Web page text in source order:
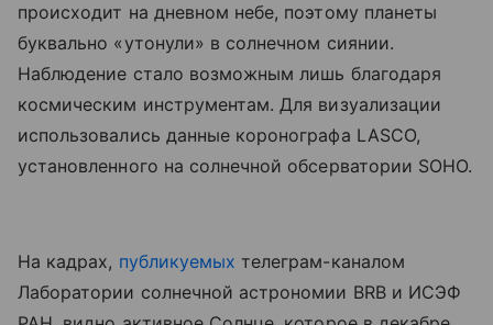
происходит на дневном небе, поэтому планеты
буквально «утонули» в солнечном сиянии.
Наблюдение стало возможным лишь благодаря
космическим инструментам. Для визуализации
использовались данные коронографа LASCO,
установленного на солнечной обсерватории SOHO.
На кадрах, публикуемых телеграм-каналом
Лаборатории солнечной астрономии BRB и ИСЭФ